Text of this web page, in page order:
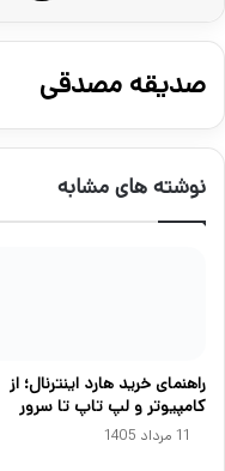
صدیقه مصدقی
نوشته های مشابه
راهنمای خرید هارد اینترنال؛ از
کامپیوتر و لپ تاپ تا سرور
11 مرداد 1405